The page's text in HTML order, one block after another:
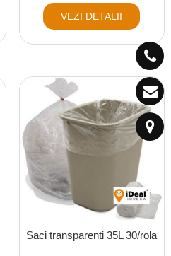
VEZI DETALII
Saci transparenti 35L 30/rola